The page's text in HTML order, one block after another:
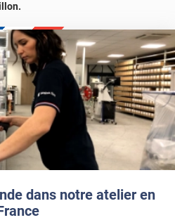
dans notre atelier en